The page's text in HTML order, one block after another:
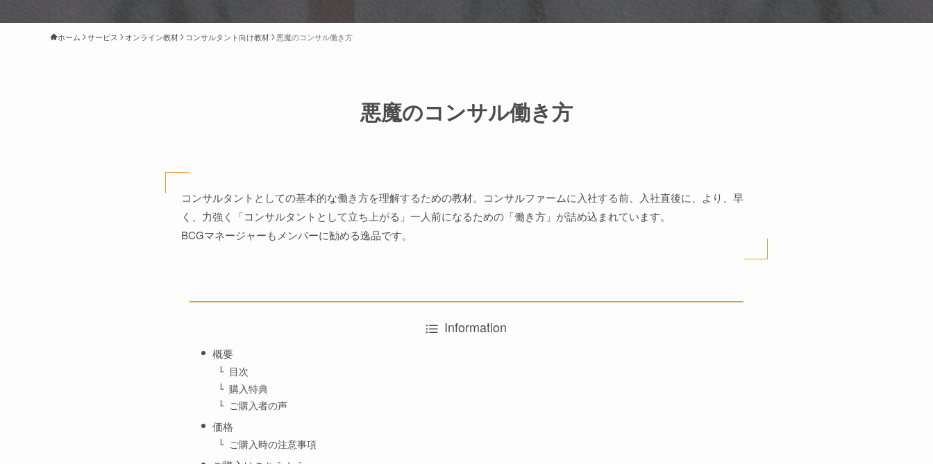
ホーム サービス オンライン教材 コンサルタント向け教材 悪魔のコンサル働き方
悪魔のコンサル働き方
コンサルタントとしての基本的な働き方を理解するための教材。コンサルファームに入社する前、入社直後に、より、早
く、力強く「コンサルタントとして立ち上がる」一人前になるための「働き方」が詰め込まれています。
BCGマネージャーもメンバーに勧める逸品です。
Information
概要
目次
購入特典
ご購入者の声
価格
ご購入時の注意事項